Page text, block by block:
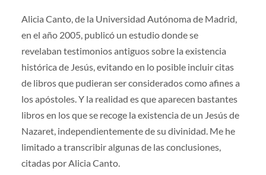
Alicia Canto, de la Universidad Autónoma de Madrid,
en el año 2005, publicó un estudio donde se
revelaban testimonios antiguos sobre la existencia
histórica de Jesús, evitando en lo posible incluir citas
de libros que pudieran ser considerados como afines a
los apóstoles. Y la realidad es que aparecen bastantes
libros en los que se recoge la existencia de un Jesús de
Nazaret, independientemente de su divinidad. Me he
limitado a transcribir algunas de las conclusiones,
citadas por Alicia Canto.